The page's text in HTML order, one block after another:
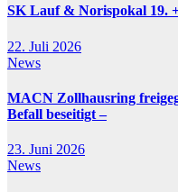
SK Lauf & Norispokal 19.
22. Juli 2026
News
MACN Zollhausring
Befall beseitigt –
23. Juni 2026
News